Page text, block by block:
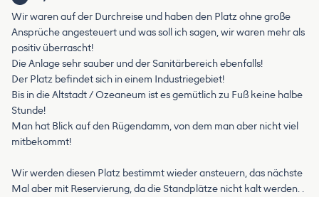
Wir waren auf der Durchreise und haben den Platz ohne große
Ansprüche angesteuert und was soll ich sagen, wir waren mehr als
positiv überrascht!
Die Anlage sehr sauber und der Sanitärbereich ebenfalls!
Der Platz befindet sich in einem Industriegebiet!
Bis in die Altstadt / Ozeaneum ist es gemütlich zu Fuß keine halbe
Stunde!
Man hat Blick auf den Rügendamm, von dem man aber nicht viel
mitbekommt!
Wir werden diesen Platz bestimmt wieder ansteuern, das nächste
Mal aber mit Reservierung, da die Standplätze nicht kalt werden. .